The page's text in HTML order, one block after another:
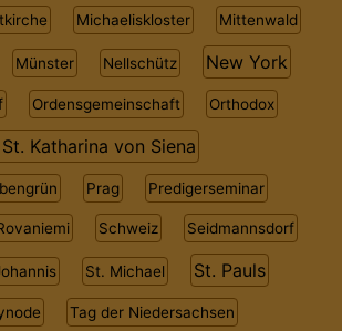
Michaeliskloster Mittenwald
Münster Nellschütz New York
Ordensgemeinschaft Orthodox
Katharina von Siena
Prag Predigerseminar
Schweiz Seidmannsdorf
St. Michael St. Pauls
Tag der Niedersachsen